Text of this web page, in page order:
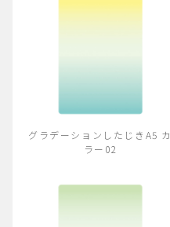
グラデーションしたじきA5 カ
ラー02